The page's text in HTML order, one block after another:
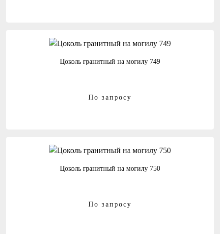
Цоколь гранитный на могилу 749
По запросу
Цоколь гранитный на могилу 750
По запросу